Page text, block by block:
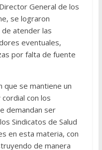
General de los
se lograron
atender las
eventuales,
por falta de fuente
que se mantiene un
con los
demandan ser
Sindicatos de Salud
en esta materia, con
de manera